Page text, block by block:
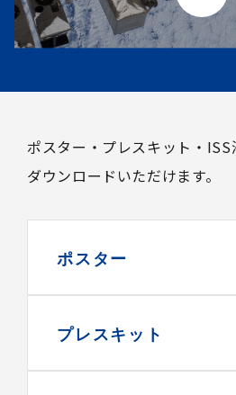
ポスター・プレスキット・
ダウンロードいただけます。
ポスター
プレスキット